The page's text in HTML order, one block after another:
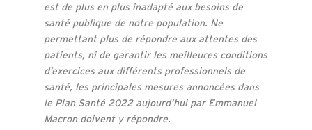
est de plus en plus inadapté aux besoins de
santé publique de notre population. Ne
permettant plus de répondre aux attentes des
patients, ni de garantir les meilleures conditions
d’exercices aux différents professionnels de
santé, les principales mesures annoncées dans
le Plan Santé 2022 aujourd’hui par Emmanuel
Macron doivent y répondre.